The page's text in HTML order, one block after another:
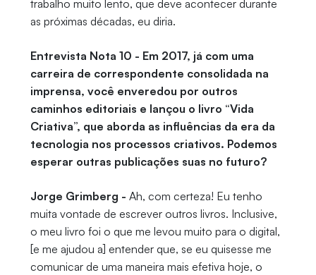
trabalho muito lento, que deve acontecer durante
as próximas décadas, eu diria.
Entrevista Nota 10 - Em 2017, já com uma
carreira de correspondente consolidada na
imprensa, você enveredou por outros
caminhos editoriais e lançou o livro “Vida
Criativa”, que aborda as influências da era da
tecnologia nos processos criativos. Podemos
esperar outras publicações suas no futuro?
Jorge Grimberg - Ah, com certeza! Eu tenho
muita vontade de escrever outros livros. Inclusive,
o meu livro foi o que me levou muito para o digital,
[e me ajudou a] entender que, se eu quisesse me
comunicar de uma maneira mais efetiva hoje, o